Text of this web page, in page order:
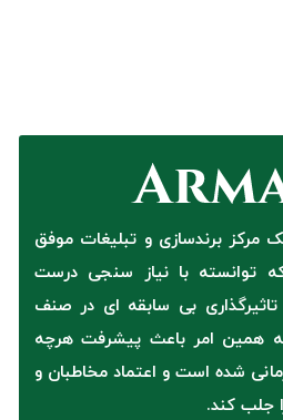
مرکز برندسازی و تبلیغات موفق
توانسته با نیاز سنجی درست
تاثیرگذاری بی سابقه ای در صنف
همین امر باعث پیشرفت هرچه
شده است و اعتماد مخاطبان و
جلب کند.